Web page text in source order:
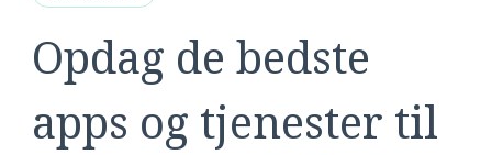
Opdag de bedste
apps og tjenester til